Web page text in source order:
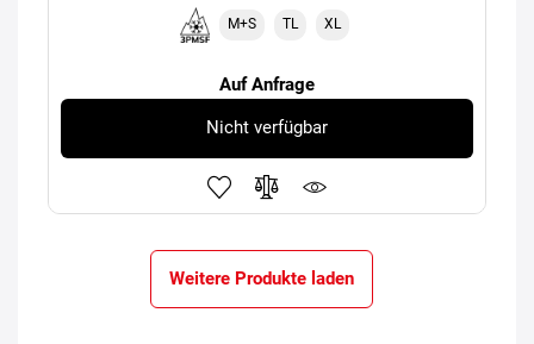
M+S TL XL
Auf Anfrage
Nicht verfügbar
Weitere Produkte laden